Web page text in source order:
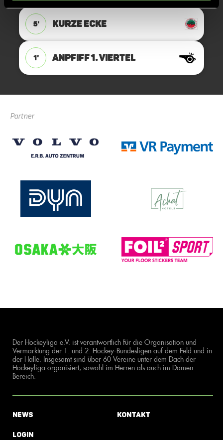
5' KURZE ECKE
1' ANPFIFF 1. Viertel
Partner
Der Hockeyliga e.V. ist verantwortlich für die Organisation und
Vermarktung der 1. und 2. Hockey-Bundesligen auf dem Feld und in
der Halle. Insgesamt sind über 60 Vereine unter dem Dach der
Hockeyliga organisiert, sowohl im Herren als auch im Damen
Bereich.
News
Login
Kontakt